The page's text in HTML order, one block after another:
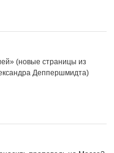
(новые страницы из
Деппершмидта)